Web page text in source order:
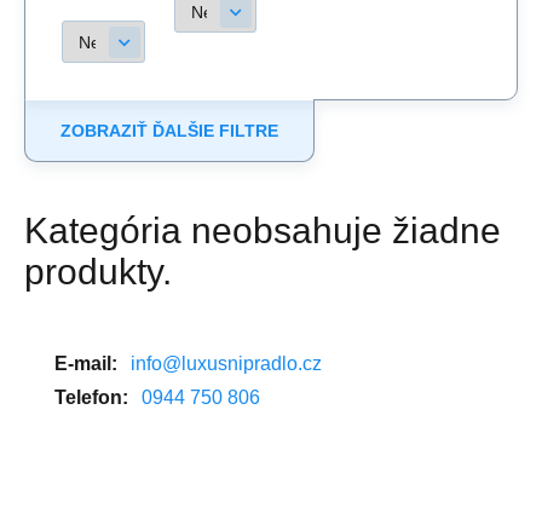
ZOBRAZIŤ ĎALŠIE FILTRE
Kategória neobsahuje žiadne
produkty.
E-mail:
info@luxusnipradlo.cz
Telefon:
0944 750 806